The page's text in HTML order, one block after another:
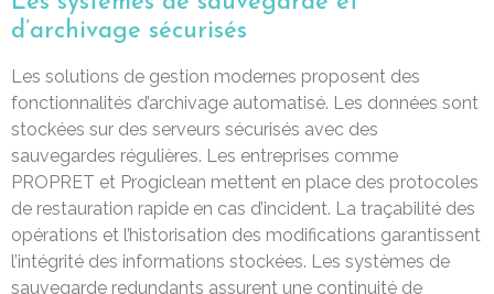
d’archivage sécurisés
Les solutions de gestion modernes proposent des
fonctionnalités d’archivage automatisé. Les données sont
stockées sur des serveurs sécurisés avec des
sauvegardes régulières. Les entreprises comme
PROPRET et Progiclean mettent en place des protocoles
de restauration rapide en cas d’incident. La traçabilité des
opérations et l’historisation des modifications garantissent
l’intégrité des informations stockées. Les systèmes de
sauvegarde redundants assurent une continuité de